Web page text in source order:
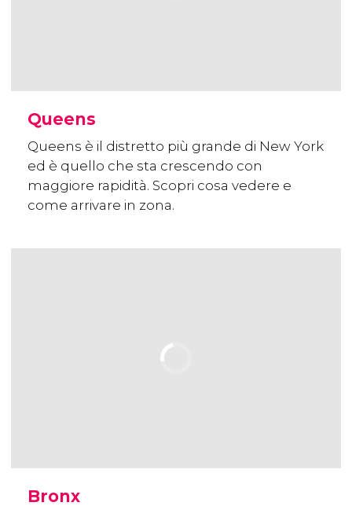
Queens
Queens è il distretto più grande di New York
ed è quello che sta crescendo con
maggiore rapidità. Scopri cosa vedere e
come arrivare in zona.
Bronx